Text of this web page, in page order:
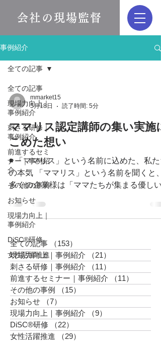
会社の現場監督
事例紹介
全ての記事
現場力向上｜
事例紹介
刺さる研修｜
事例紹介
前進するセミ
ナー｜事例紹
介
その他の事例
お知らせ
現場力向上｜
事例紹介
DiSC®︎研修
女性活躍推進
全ての記事
mmarket15
5月18日
読了時間: 5分
ママリス認定講師の集い実施に
こめた想い
◾️ 「ママリス」という名前に込めた、私た
の本気 「ママリス」という名前を聞くと、
多くの企業様は「ママたちが集まる優しい
ミュニティ」を想像されるかもしれません
しかし、実態は全く異なります。 私たち
は、ライフステージの変化によってキャリ
の現場で即戦力となるための徹底的な「
リスキリング（学び直し）」を提供してい
専門組織です。 私たちが育てる「認定講
師」の基準は、以下の通りです。 「企業の
経営者や人事の皆さまと同じ視座に立ち、
場に深く入り込んで組織課題を解決できる
ロフェッショナルであること」 認定講師の
集いで実施した3つのプログラムは、まさ
私たちの「クオリティ」と「組織としての
全ての記事 （153）
現場力向上｜事例紹介
（21）
刺さる研修｜事例紹介
（11）
前進するセミナー｜事例紹介
（11）
その他の事例
（15）
お知らせ
（7）
現場力向上｜事例紹介
（9）
DiSC®︎研修
（22）
女性活躍推進
（29）